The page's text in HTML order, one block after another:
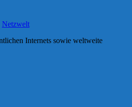
Netzwelt
Internets sowie weltweite